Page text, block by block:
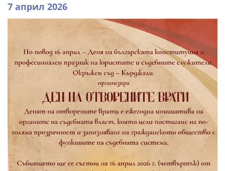
7 април 2026